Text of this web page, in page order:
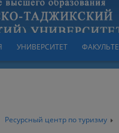
УНИВЕРСИТЕТ
Ресурсный центр по туризму